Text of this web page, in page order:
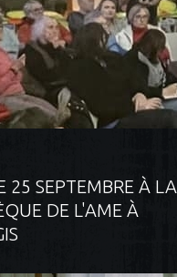
25 SEPTEMBRE À LA
DE L'AME À